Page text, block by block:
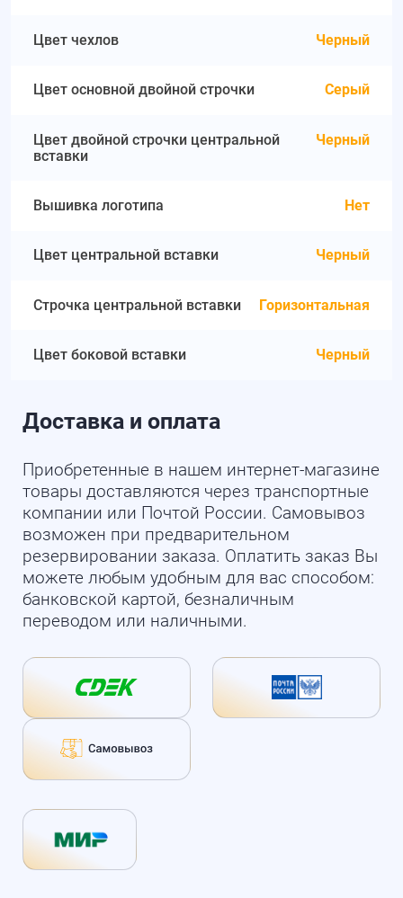
Цвет чехлов Черный
Цвет основной двойной строчки Серый
Цвет двойной строчки центральной
вставки
Черный
Вышивка логотипа Нет
Цвет центральной вставки Черный
Строчка центральной вставки Горизонтальная
Цвет боковой вставки Черный
Доставка и оплата
Приобретенные в нашем интернет-магазине
товары доставляются через транспортные
компании или Почтой России. Самовывоз
возможен при предварительном
резервировании заказа. Оплатить заказ Вы
можете любым удобным для вас способом:
банковской картой, безналичным
переводом или наличными.